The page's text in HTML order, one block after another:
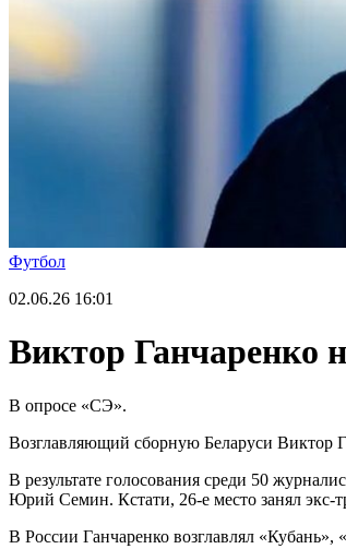
Футбол
02.06.26 16:01
Виктор Ганчаренко
В опросе «СЭ».
Возглавляющий сборную Беларуси Виктор
В результате голосования среди 50
Юрий Семин. Кстати, 26-е место занял экс-
В России Ганчаренко возглавлял